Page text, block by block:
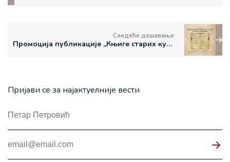
Следеће дешавање
Промоција публикације „Књиге старих кулинарских рецепата породице Новаковић“
Пријави се за најактуелније вести